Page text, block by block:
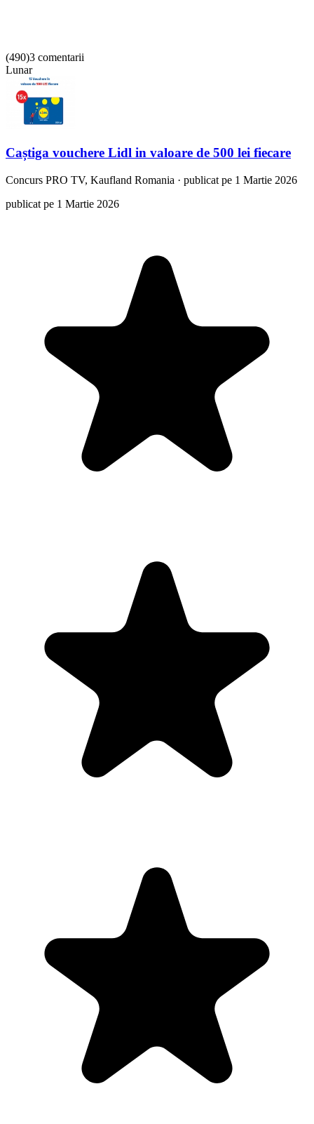
(490)3 comentarii
Lunar
Caștiga vouchere Lidl in valoare de 500 lei fiecare
Concurs PRO TV, Kaufland Romania · publicat pe 1 Martie 2026
publicat pe 1 Martie 2026